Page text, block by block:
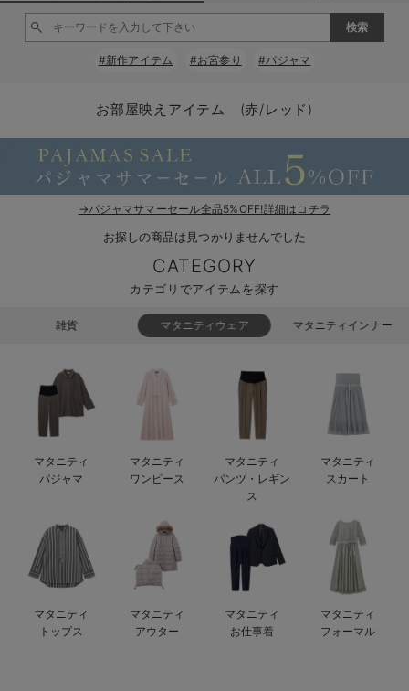
マタニティウェア全て
マタニティ ワンピース
マタニティ トップス
マタニティ アウター（コート）・ママコート
マタニティ 下着・インナー全て
授乳ブラ・マタニティブラ（マタニティインナー・産後用品）
マタニティ 授乳 キャミソール
産褥ショーツ
骨盤・マタニティベルト （妊娠中・産後）
マタニティ 腹巻き
授乳服全て
マタニティ フォーマル全て
マタニティ スーツ
マタニティ フォーマル パンツ・ボトムス
授乳用品全て
妊婦用 抱き枕・授乳クッション
マタニティレッグウェア全て
マタニティストッキング・タイツ
マタニティ ボディケア全て
アウトレット全て
【アウトレット】ワンピース
【アウトレット】パジャマ
【アウトレット】インナー
【アウトレット】ベビー
特集全て
コットン素材
ブラトップ
快適機能ウェア特集 トップス
快適機能ウェア特集 ボトムス
快適機能ウェア特集 パジャマ
安心の日本製。先輩ママが買ってよかった！本当に必要な出産準備品
ハレの日に着るANGELIEBEのセレモニー
買って正解！高評価レビューアイテム
再入荷全て
再入荷｜インナー
送料無料アイテム全て
ワンピース
スカート
パジャマ
インナー
ベビー
ブラキャミ おまとめ
MAX55%OFF ブラックフ
【37周年祭セール】
【37周年祭セール】
気温差別オススメア
【15℃】3月下旬～
動きやすく着回しで
強撚スムース(コスパ
マタニティウェア
【おまとめ割】パジ
こだわりの履き心地
カジュアル
オフィス
ジャケット派
きれいめ美脚パンツ派
ツィード派
王道シンプル派
出産準備応援割全て
マタニティパジャマ
【オフィスカジュア
レギンスタイプ
【フォーマル】ワン
【ベビー】長袖
ハンカチ
短肌着
セット
快適ウェア10%OFF
快適ウェア10%OFF
春のマタニティワン
セットアップ・ レイ
ジャンパースカート/
ワーク・オフィス
カジュアル
あったかアイテム｜
Gift Selection 出産
〜3,000円（税込）
10,001円（税込）〜
女の子におススメの
男の子におススメの
もらって嬉しいギフト
何枚あっても嬉しい
長く使えるアイテム
お部屋映えアイテム
冬の冷え対策インナ
薄くてあったか
保温&リカバリー
レギンス・タイツ
カップ付きインナー
裏起毛素材
入院準備の持ち物チ
入院してすぐ使うグ
冬のあったか特集全て
【冬のあったか特集
【冬のあったか特集
#新作アイテム #お宮参り #パジャマ
お部屋映えアイテム (赤/レッド)
→パジャマサマーセール全品5%OFF!詳細はコチラ
お探しの商品は見つかりませんでした
CATEGORY
カテゴリでアイテムを探す
雑貨 マタニティウェア マタニティインナー
マタニティ
パジャマ
マタニティ
ワンピース
マタニティ
パンツ・レギン
ス
マタニティ
スカート
マタニティ
トップス
マタニティ
アウター
マタニティ
お仕事着
マタニティ
フォーマル
閉じる